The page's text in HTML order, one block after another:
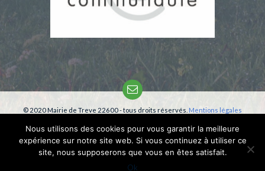
Email
© 2020 Mairie de Treve 22600 - tous droits réservés. Mentions légales
Nous utilisons des cookies pour vous garantir la meilleure
expérience sur notre site web. Si vous continuez à utiliser ce
site, nous supposerons que vous en êtes satisfait.
Ok